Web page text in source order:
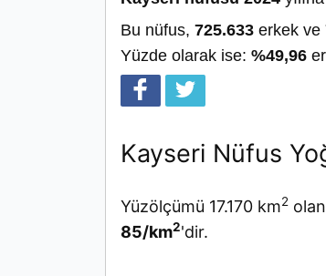
Bu nüfus, 725.633 erkek ve
Yüzde olarak ise: %49,96
Kayseri Nüfus
Yüzölçümü 17.170 km2
85/km2'dir.